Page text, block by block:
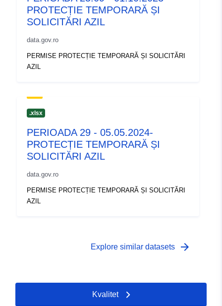
PROTECȚIE TEMPORARĂ ȘI
SOLICITĂRI AZIL
data.gov.ro
PERMISE PROTECȚIE TEMPORARĂ ȘI SOLICITĂRI
AZIL
.xlsx
PERIOADA 29 - 05.05.2024-
PROTECȚIE TEMPORARĂ ȘI
SOLICITĂRI AZIL
data.gov.ro
PERMISE PROTECȚIE TEMPORARĂ ȘI SOLICITĂRI
AZIL
Explore similar datasets arrow_forward
Kvalitet